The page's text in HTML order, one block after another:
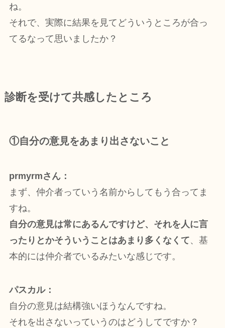
ね。
それで、実際に結果を見てどういうところが合っ
てるなって思いましたか？
診断を受けて共感したところ
①自分の意見をあまり出さないこと
prmyrmさん：
まず、仲介者っていう名前からしてもう合ってま
すね。
自分の意見は常にあるんですけど、それを人に言
ったりとかそういうことはあまり多くなくて、基
本的には仲介者でいるみたいな感じです。
パスカル：
自分の意見は結構強いほうなんですね。
それを出さないっていうのはどうしてですか？